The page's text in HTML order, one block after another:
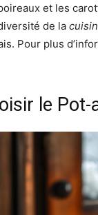
et les
de la
Pour plus
le Pot-